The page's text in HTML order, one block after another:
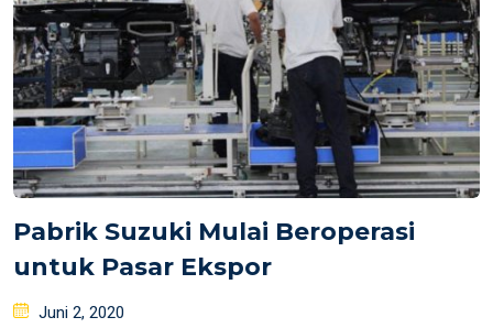
Pabrik Suzuki Mulai Beroperasi
untuk Pasar Ekspor
Posted
Juni 2, 2020